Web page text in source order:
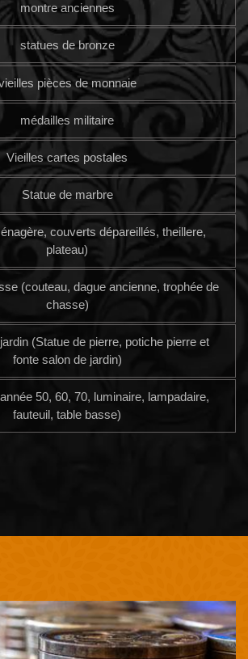
montre anciennes
statues de bronze
pièces de monnaie
médailles militaire
Vieilles cartes postales
Statue de marbre
couverts dépareillés, theillere,
plateau)
(couteau, dague ancienne, trophée de
chasse)
(Statue de pierre, potiche pierre et
fonte salon de jardin)
50, 60, 70, luminaire, lampadaire,
fauteuil, table basse)